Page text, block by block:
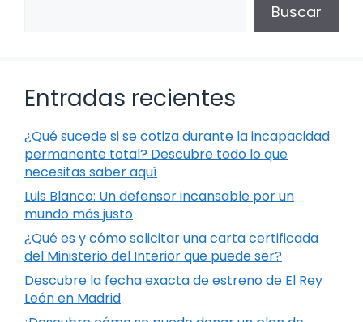
Buscar
Entradas recientes
¿Qué sucede si se cotiza durante la incapacidad
permanente total? Descubre todo lo que
necesitas saber aquí
Luis Blanco: Un defensor incansable por un
mundo más justo
¿Qué es y cómo solicitar una carta certificada
del Ministerio del Interior que puede ser?
Descubre la fecha exacta de estreno de El Rey
León en Madrid